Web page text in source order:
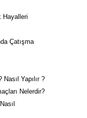
Hayalleri
Çatışma
Yapılır ?
Nelerdir?